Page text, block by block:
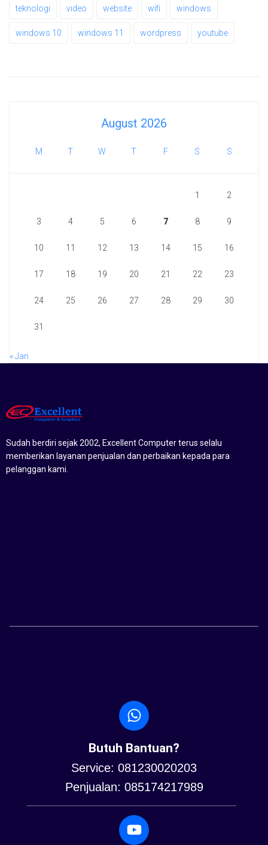
teknologi video website wifi windows
windows 10 windows 11 wordpress youtube
August 2026
M T W T F S S
1 2
3 4 5 6 7 8 9
10 11 12 13 14 15 16
17 18 19 20 21 22 23
24 25 26 27 28 29 30
31
« Jan
Sudah berdiri sejak 2002, Excellent Computer terus selalu
memberikan layanan penjualan dan perbaikan kepada para
pelanggan kami.
Butuh Bantuan?
Service: 081230020203
Penjualan: 085174217989